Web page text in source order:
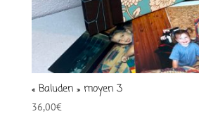
« Baluden » moyen 3
36,00€